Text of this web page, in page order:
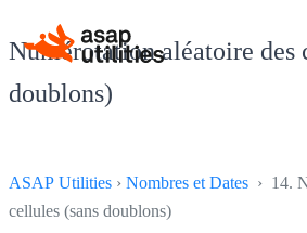
Numérotation aléatoire des
doublons)
ASAP Utilities › Nombres et Dates › 14.
cellules (sans doublons)